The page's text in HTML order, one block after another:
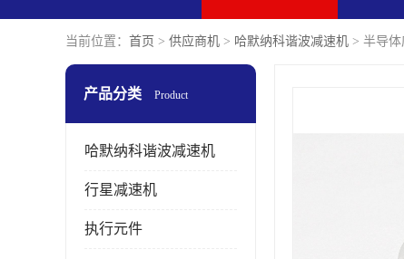
当前位置： 首页 > 供应商机 > 哈默纳科谐波减速机 > 半导体
产品分类 Product
哈默纳科谐波减速机
行星减速机
执行元件